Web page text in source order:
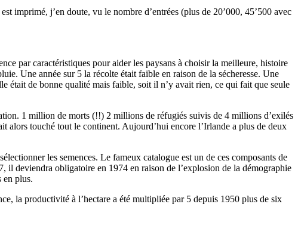
imprimé, j’en doute, vu le nombre d’entrées (plus de 20’000, 45’500 avec
par caractéristiques pour aider les paysans à choisir la meilleure, histoire
Une année sur 5 la récolte était faible en raison de la sécheresse. Une
était de bonne qualité mais faible, soit il n’y avait rien, ce qui fait que seule
1 million de morts (!!) 2 millions de réfugiés suivis de 4 millions d’exilés
alors touché tout le continent. Aujourd’hui encore l’Irlande a plus de deux
les semences. Le fameux catalogue est un de ces composants de
il deviendra obligatoire en 1974 en raison de l’explosion de la démographie
en plus.
la productivité à l’hectare a été multipliée par 5 depuis 1950 plus de six